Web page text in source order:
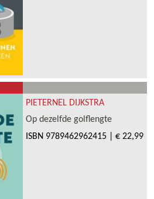
PIETERNEL DIJKSTRA
Op dezelfde golflengte
ISBN 9789462962415 € 22,99